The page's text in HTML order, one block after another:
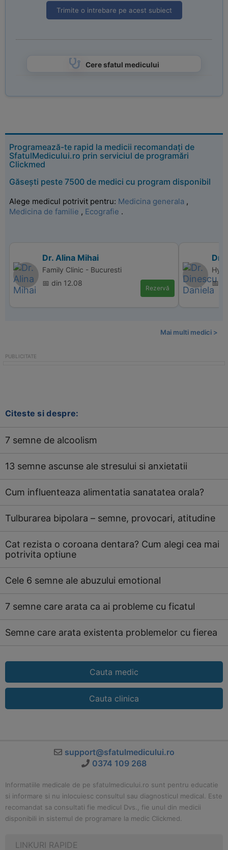
Trimite o intrebare pe acest subiect
Cere sfatul medicului
Programează-te rapid la medicii recomandați de
SfatulMedicului.ro prin serviciul de programări
Clickmed
Găsești peste 7500 de medici cu program disponibil
Alege medicul potrivit pentru: Medicina generala ,
Medicina de familie , Ecografie .
Dr. Alina Mihai
Family Clinic - Bucuresti
📅 din 12.08
Rezervă
Dr.
📅
Mai multi medici >
Citeste si despre:
7 semne de alcoolism
13 semne ascunse ale stresului si anxietatii
Cum influenteaza alimentatia sanatatea orala?
Tulburarea bipolara – semne, provocari, atitudine
Cat rezista o coroana dentara? Cum alegi cea mai
potrivita optiune
Cele 6 semne ale abuzului emotional
7 semne care arata ca ai probleme cu ficatul
Semne care arata existenta problemelor cu fierea
Cauta medic
Cauta clinica
support@sfatulmedicului.ro
0374 109 268
Informatiile medicale de pe sfatulmedicului.ro sunt pentru educatie
si informare si nu inlocuiesc consultul sau diagnosticul medical. Este
recomandat sa consultati fie medicul Dvs., fie unul din medicii
disponibili in sistemul de programare la medic Clickmed.
LINKURI RAPIDE